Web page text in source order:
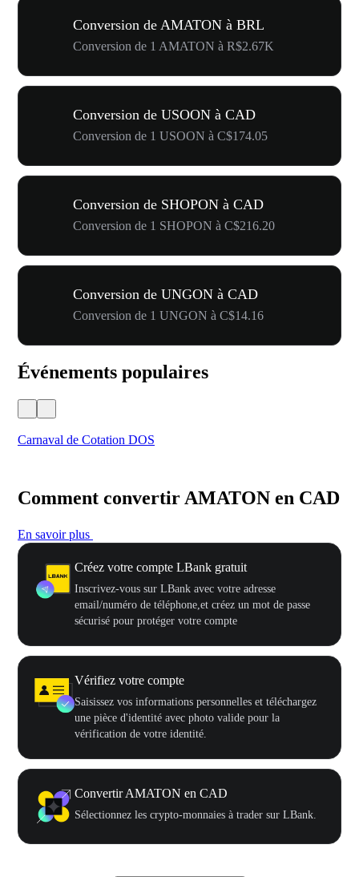
Conversion de AMATON à BRL
Conversion de 1 AMATON à R$2.67K
Conversion de USOON à CAD
Conversion de 1 USOON à C$174.05
Conversion de SHOPON à CAD
Conversion de 1 SHOPON à C$216.20
Conversion de UNGON à CAD
Conversion de 1 UNGON à C$14.16
Événements populaires
Carnaval de Cotation DOS
Comment convertir AMATON en CAD
En savoir plus
Créez votre compte LBank gratuit
Inscrivez-vous sur LBank avec votre adresse
email/numéro de téléphone,et créez un mot de passe
sécurisé pour protéger votre compte
Vérifiez votre compte
Saisissez vos informations personnelles et téléchargez
une pièce d'identité avec photo valide pour la
vérification de votre identité.
Convertir AMATON en CAD
Sélectionnez les crypto-monnaies à trader sur LBank.